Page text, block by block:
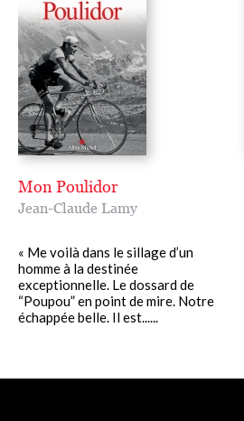
Mon Poulidor
Jean-Claude Lamy
« Me voilà dans le sillage d’un
homme à la destinée
exceptionnelle. Le dossard de
“Poupou” en point de mire. Notre
échappée belle. Il est......